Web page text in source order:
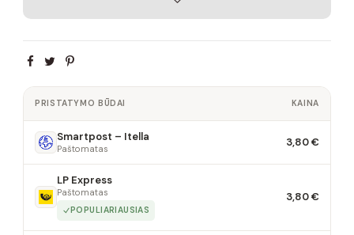
PRISTATYMO BŪDAI KAINA
Smartpost – Itella
Paštomatas 3,80 €
LP Express
Paštomatas
POPULIARIAUSIAS
3,80 €